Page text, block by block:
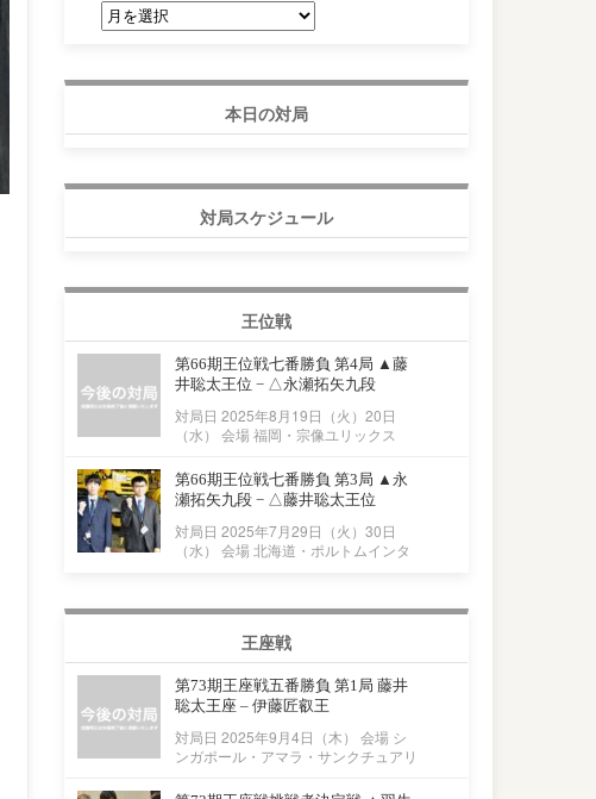
ブ
本日の対局
対局スケジュール
王位戦
第66期王位戦七番勝負 第4局 ▲藤
井聡太王位 − △永瀬拓矢九段
対局日 2025年8月19日（火）20日
（水） 会場 福岡・宗像ユリックス
第66期王位戦七番勝負 第3局 ▲永
瀬拓矢九段 − △藤井聡太王位
対局日 2025年7月29日（火）30日
（水） 会場 北海道・ポルトムインタ
王座戦
第73期王座戦五番勝負 第1局 藤井
聡太王座 – 伊藤匠叡王
対局日 2025年9月4日（木） 会場 シ
ンガポール・アマラ・サンクチュアリ